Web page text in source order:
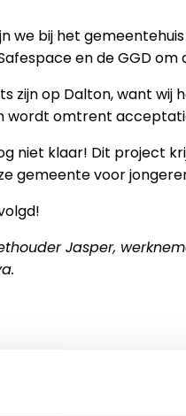
we bij het
en de GGD
zijn op Dalton, want wij
wordt omtrent
niet klaar! Dit project
gemeente voor
Jasper,